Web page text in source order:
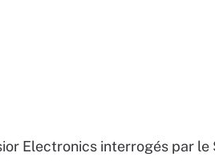
Electronics interrogés par